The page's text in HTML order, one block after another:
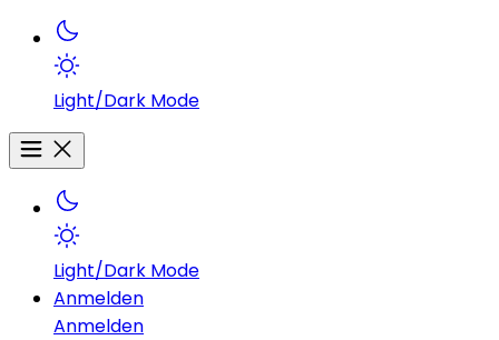
Light/Dark Mode
Light/Dark Mode
Anmelden
Anmelden